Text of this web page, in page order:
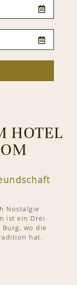
HOTEL
Nostalgie
ist ein Drei
Burg, wo die
hat.